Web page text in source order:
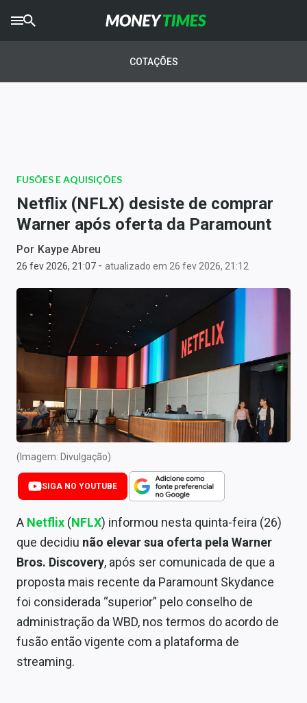
AGROTIMES
Newsletters
Money Trader
Anuncie
Últimas Notícias
Newsletters
Cotações
Comprar ou vender?
Carteiras Recomendadas
Central de Dividendos
Central dos IPOs
Renda Fixa
Finanças Pessoais
Mercados
Economia
Empresas
COTAÇÕES
FUSÕES E AQUISIÇÕES
Netflix (NFLX) desiste de comprar
Warner após oferta da Paramount
Por Kaype Abreu
26 fev 2026, 21:07 - atualizado em 26 fev 2026, 21:12
(Imagem: Divulgação)
SIGA NO YOUTUBE
A Netflix (NFLX) informou nesta quinta-feira (26)
que decidiu não elevar sua oferta pela Warner
Bros. Discovery, após ser comunicada de que a
proposta mais recente da Paramount Skydance
foi considerada “superior” pelo conselho de
administração da WBD, nos termos do acordo de
fusão então vigente com a plataforma de
streaming.